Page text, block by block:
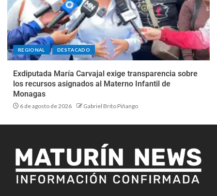
REGIONAL DESTACADO
Exdiputada María Carvajal exige transparencia sobre
los recursos asignados al Materno Infantil de
Monagas
6 de agosto de 2026 Gabriel Brito Piñango